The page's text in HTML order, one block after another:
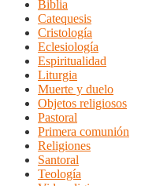
Biblia
Catequesis
Cristología
Eclesiología
Espiritualidad
Liturgia
Muerte y duelo
Objetos religiosos
Pastoral
Primera comunión
Religiones
Santoral
Teología